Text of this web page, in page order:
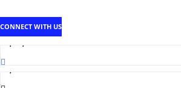
CONNECT WITH US